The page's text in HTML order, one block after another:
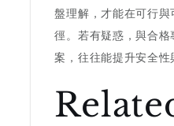
盤理解，才能在可行
徑。若有疑惑，與合
案，往往能提升安全性